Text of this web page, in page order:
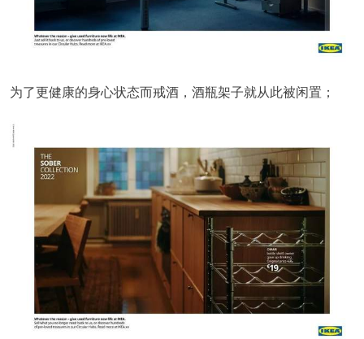
为了更健康的身心状态而戒酒，酒瓶架子就从此被闲置；